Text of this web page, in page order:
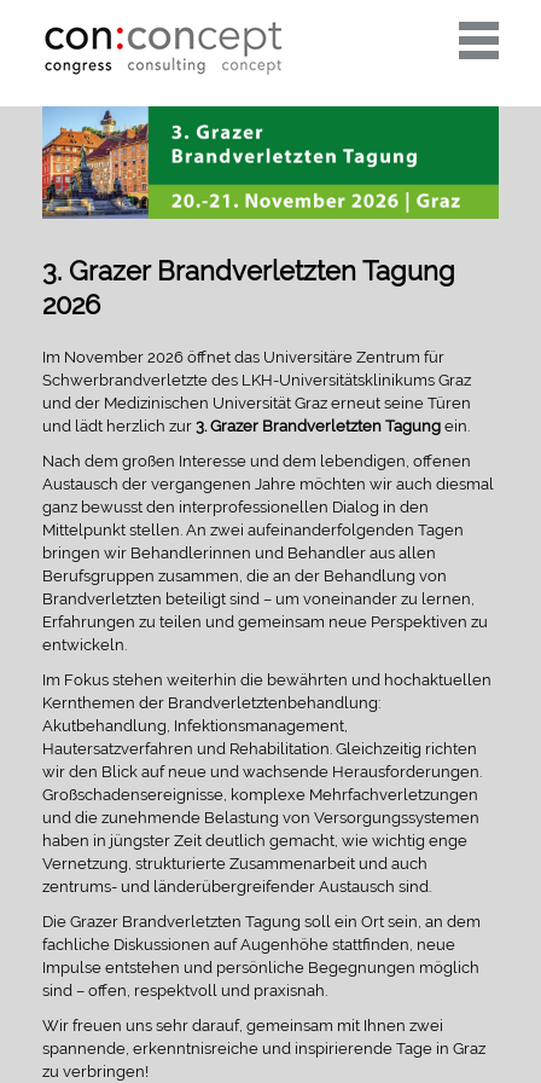
Toggle
3. Grazer Brandverletzten Tagung
2026
Im November 2026 öffnet das Universitäre Zentrum für
Schwerbrandverletzte des LKH-Universitätsklinikums Graz
und der Medizinischen Universität Graz erneut seine Türen
und lädt herzlich zur 3. Grazer Brandverletzten Tagung ein.
Nach dem großen Interesse und dem lebendigen, offenen
Austausch der vergangenen Jahre möchten wir auch diesmal
ganz bewusst den interprofessionellen Dialog in den
Mittelpunkt stellen. An zwei aufeinanderfolgenden Tagen
bringen wir Behandlerinnen und Behandler aus allen
Berufsgruppen zusammen, die an der Behandlung von
Brandverletzten beteiligt sind – um voneinander zu lernen,
Erfahrungen zu teilen und gemeinsam neue Perspektiven zu
entwickeln.
Im Fokus stehen weiterhin die bewährten und hochaktuellen
Kernthemen der Brandverletztenbehandlung:
Akutbehandlung, Infektionsmanagement,
Hautersatzverfahren und Rehabilitation. Gleichzeitig richten
wir den Blick auf neue und wachsende Herausforderungen.
Großschadensereignisse, komplexe Mehrfachverletzungen
und die zunehmende Belastung von Versorgungssystemen
haben in jüngster Zeit deutlich gemacht, wie wichtig enge
Vernetzung, strukturierte Zusammenarbeit und auch
zentrums- und länderübergreifender Austausch sind.
Die Grazer Brandverletzten Tagung soll ein Ort sein, an dem
fachliche Diskussionen auf Augenhöhe stattfinden, neue
Impulse entstehen und persönliche Begegnungen möglich
sind – offen, respektvoll und praxisnah.
Wir freuen uns sehr darauf, gemeinsam mit Ihnen zwei
spannende, erkenntnisreiche und inspirierende Tage in Graz
zu verbringen!